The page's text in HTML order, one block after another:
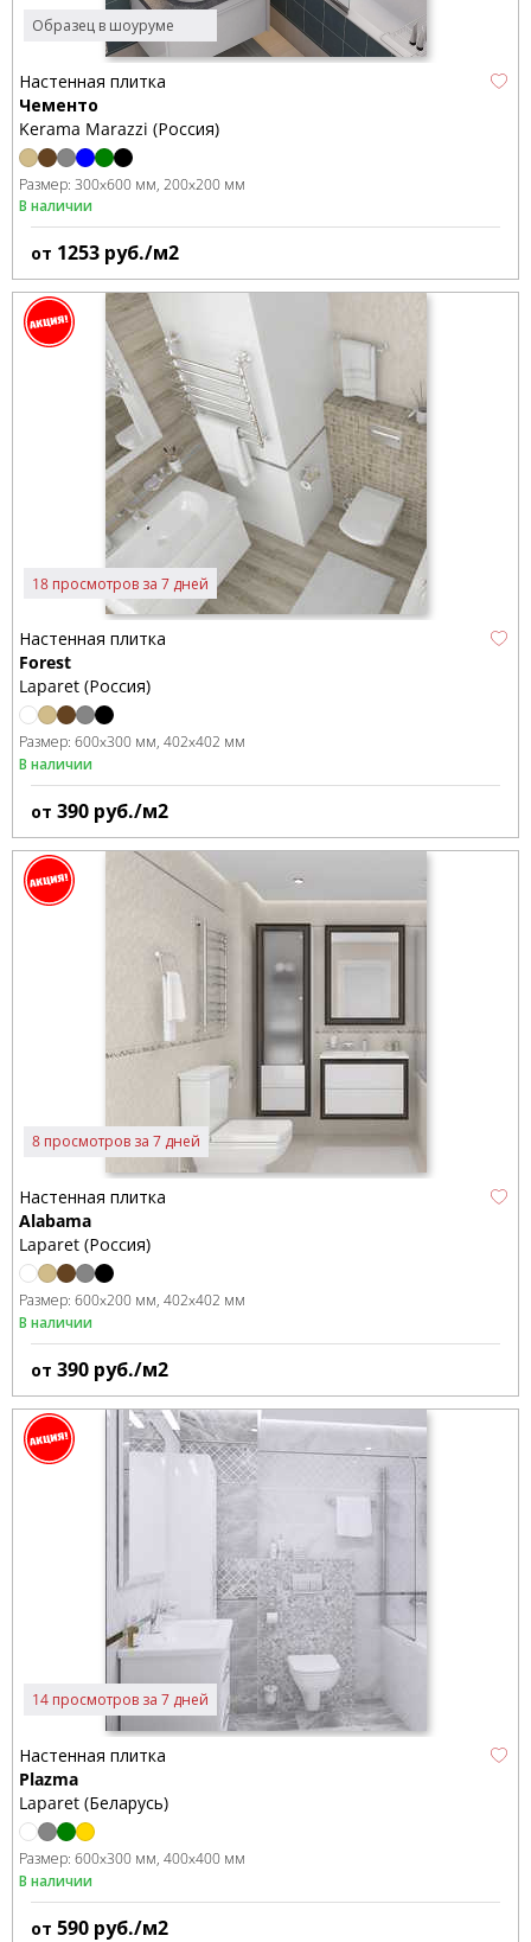
Образец в шоуруме
Настенная плитка
Чементо
Kerama Marazzi (Россия)
Размер: 300x600 мм 200x200 мм
В наличии
от 1253 руб./м2
18 просмотров за 7 дней
Настенная плитка
Forest
Laparet (Россия)
Размер: 600x300 мм 402x402 мм
В наличии
от 390 руб./м2
8 просмотров за 7 дней
Настенная плитка
Alabama
Laparet (Россия)
Размер: 600x200 мм 402x402 мм
В наличии
от 390 руб./м2
14 просмотров за 7 дней
Настенная плитка
Plazma
Laparet (Беларусь)
Размер: 600x300 мм 400x400 мм
В наличии
от 590 руб./м2